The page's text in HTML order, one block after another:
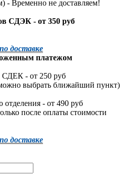
- Временно не доставляем!
СДЭК - от 350 руб
доставке
платежом
СДЕК - от 250 руб
выбрать ближайший пункт)
- от 490 руб
после оплаты стоимости
доставке